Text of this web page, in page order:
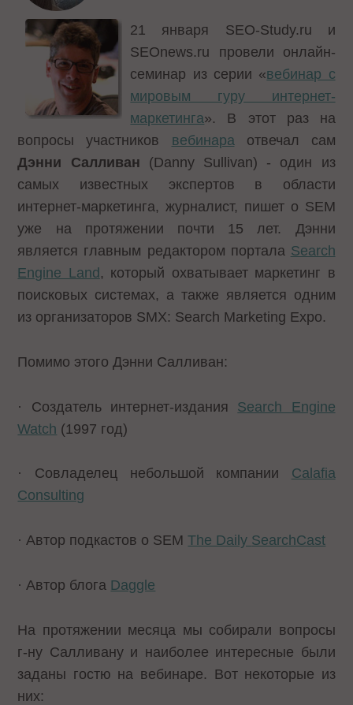
21 января SEO-Study.ru и
SEOnews.ru провели онлайн-
семинар из серии «вебинар с
мировым гуру интернет-
маркетинга». В этот раз на
вопросы участников вебинараотвечал сам
Дэнни Салливан (Danny Sullivan) - один из
самых известных экспертов в области
интернет-маркетинга, журналист, пишет о SEM
уже на протяжении почти 15 лет. Дэнни
является главным редактором портала Search
Engine Land , который охватывает маркетинг в
поисковых системах, а также является одним
из организаторов SMX: Search Marketing Expo.
Помимо этого Дэнни Салливан:
· Создатель интернет-издания Search Engine
Watch (1997 год)
· Совладелец небольшой компании Calafia
Consulting
· Автор подкастов о SEMThe Daily SearchCast
· Автор блога Daggle
На протяжении месяца мы собирали вопросы
г-ну Салливану и наиболее интересные были
заданы гостю на вебинаре. Вот некоторые из
них: